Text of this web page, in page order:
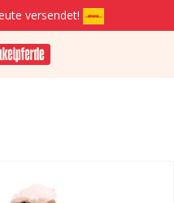
versendet!